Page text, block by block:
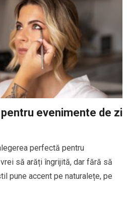
evenimente de zi
perfectă pentru
să arăți îngrijită, dar fără să
pune accent pe naturalețe, pe